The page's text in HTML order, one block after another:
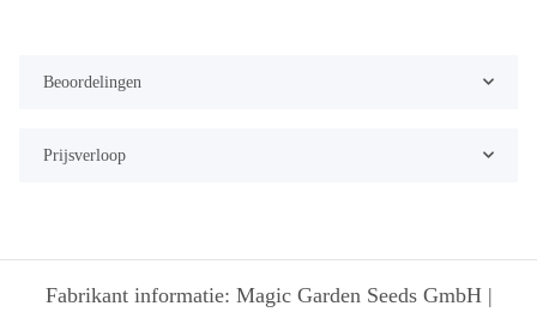
Beoordelingen
Prijsverloop
Fabrikant informatie: Magic Garden Seeds GmbH |